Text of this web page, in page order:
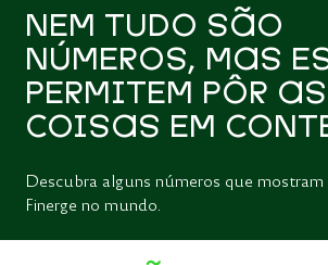
NEM TUDO SÃO
NÚMEROS, MAS
PERMITEM PÔR AS
COISAS EM
Descubra alguns números que
Finerge no mundo.